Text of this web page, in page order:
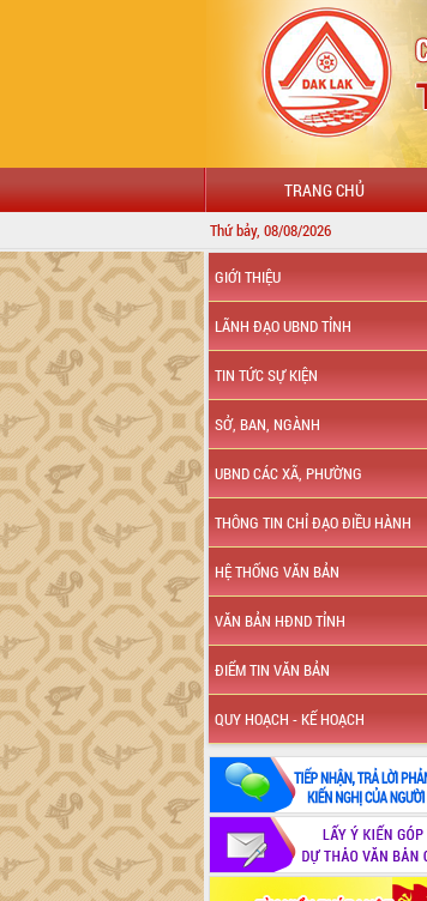
TRANG CHỦ
Thứ bảy, 08/08/2026
GIỚI THIỆU
LÃNH ĐẠO UBND TỈNH
TIN TỨC SỰ KIỆN
SỞ, BAN, NGÀNH
UBND CÁC XÃ, PHƯỜNG
THÔNG TIN CHỈ ĐẠO ĐIỀU HÀNH
HỆ THỐNG VĂN BẢN
VĂN BẢN HĐND TỈNH
ĐIỂM TIN VĂN BẢN
QUY HOẠCH - KẾ HOẠCH